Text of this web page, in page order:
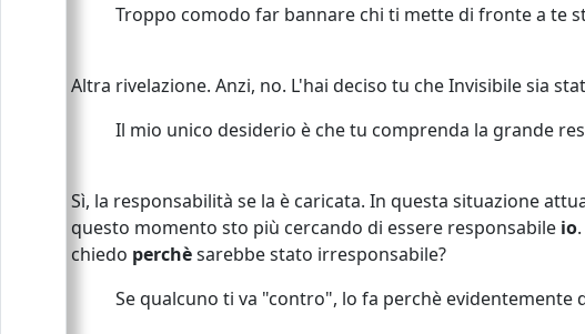
Troppo comodo far bannare chi ti mette di fronte a te
Altra rivelazione. Anzi, no. L'hai deciso tu che Invisibile sia
Il mio unico desiderio è che tu comprenda la grande
Sì, la responsabilità se la è caricata. In questa situazione
questo momento sto più cercando di essere responsabile io
chiedo perchèsarebbe stato irresponsabile?
Se qualcuno ti va "contro", lo fa perchè evidentemente